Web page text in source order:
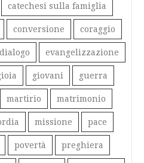
catechesi sulla famiglia
conversione coraggio
dialogo evangelizzazione
giovani guerra
martirio matrimonio
missione pace
povertà preghiera